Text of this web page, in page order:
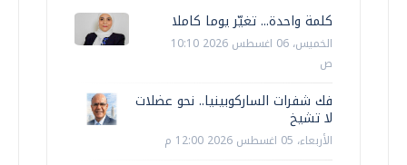
كلمة واحدة... تغيّر يوما كاملا
الخميس، 06 اغسطس 2026 10:10
ص
فك شفرات الساركوبينيا.. نحو عضلات
لا تشيخ
الأربعاء، 05 اغسطس 2026 12:00 م